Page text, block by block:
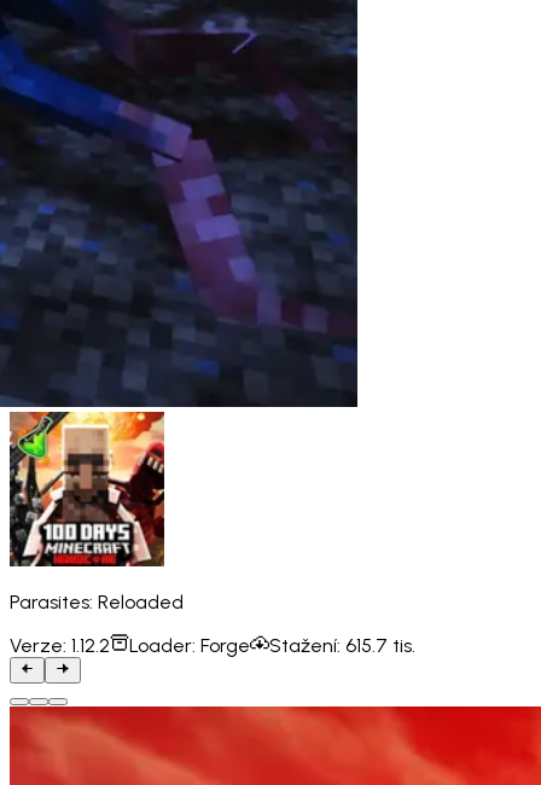
Parasites: Reloaded
Verze: 1.12.2 Loader: Forge Stažení: 615.7 tis.